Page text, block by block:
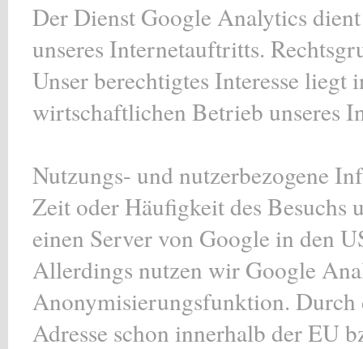
Der Dienst Google Analytics
unseres Internetauftritts.
Unser berechtigtes Interesse
wirtschaftlichen Betrieb unseres
Nutzungs- und nutzerbezogene
Zeit oder Häufigkeit des Besuchs
einen Server von Google in den
Allerdings nutzen wir Google
Anonymisierungsfunktion.
Adresse schon innerhalb der EU